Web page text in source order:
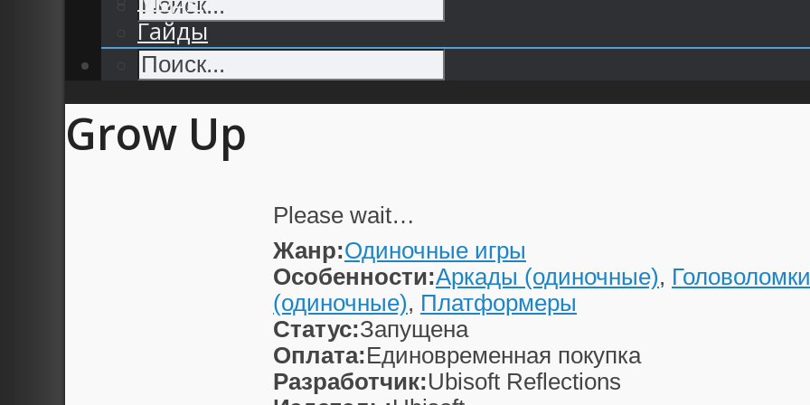
Гайды
Grow Up
Please wait…
Жанр:Одиночные игры
Особенности:Аркады (одиночные), Головоломки
(одиночные), Платформеры
Статус:Запущена
Оплата:Единовременная покупка
Разработчик:Ubisoft Reflections